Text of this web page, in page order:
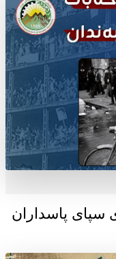
سپای پاسداران